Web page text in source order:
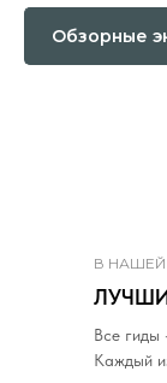
Обзорные
В
Все гиды
Каждый